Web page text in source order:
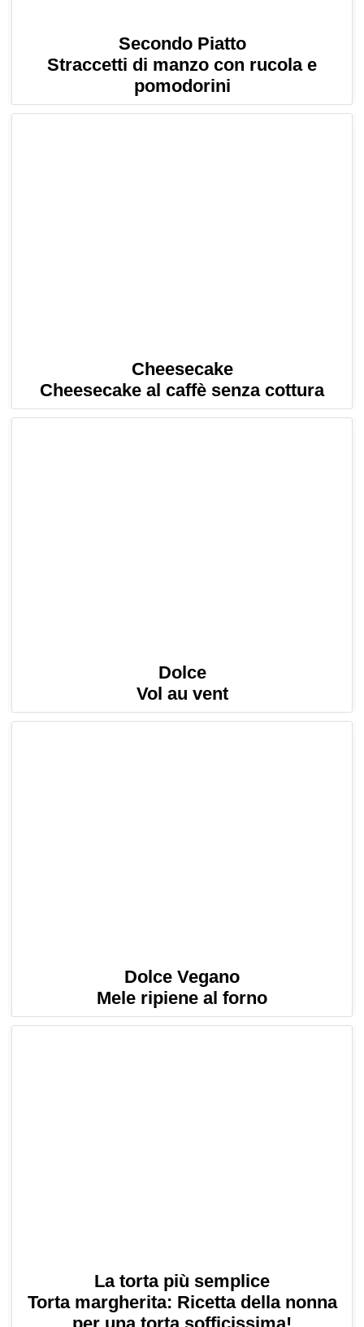
Secondo Piatto
Straccetti di manzo con rucola e
pomodorini
Cheesecake
Cheesecake al caffè senza cottura
Dolce
Vol au vent
Dolce Vegano
Mele ripiene al forno
La torta più semplice
Torta margherita: Ricetta della nonna